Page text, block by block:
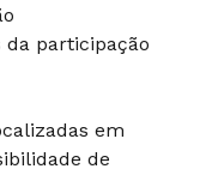
da participação
em
de